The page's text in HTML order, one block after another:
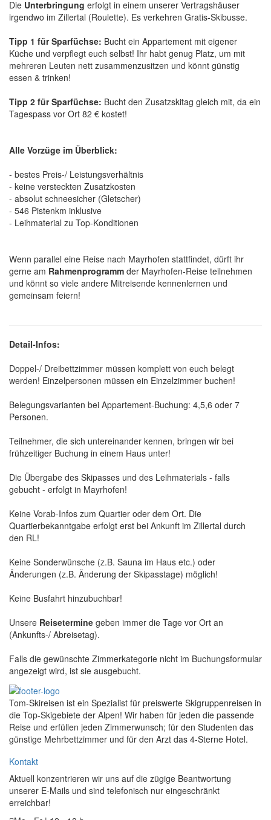
Die Unterbringung erfolgt in einem unserer Vertragshäuser
irgendwo im Zillertal (Roulette). Es verkehren Gratis-Skibusse.
Tipp 1 für Sparfüchse: Bucht ein Appartement mit eigener
Küche und verpflegt euch selbst! Ihr habt genug Platz, um mit
mehreren Leuten nett zusammenzusitzen und könnt günstig
essen & trinken!
Tipp 2 für Sparfüchse: Bucht den Zusatzskitag gleich mit, da ein
Tagespass vor Ort 82 € kostet!
Alle Vorzüge im Überblick:
- bestes Preis-/ Leistungsverhältnis
- keine versteckten Zusatzkosten
- absolut schneesicher (Gletscher)
- 546 Pistenkm inklusive
- Leihmaterial zu Top-Konditionen
Wenn parallel eine Reise nach Mayrhofen stattfindet, dürft ihr
gerne am Rahmenprogramm der Mayrhofen-Reise teilnehmen
und könnt so viele andere Mitreisende kennenlernen und
gemeinsam feiern!
Detail-Infos:
Doppel-/ Dreibettzimmer müssen komplett von euch belegt
werden! Einzelpersonen müssen ein Einzelzimmer buchen!
Belegungsvarianten bei Appartement-Buchung: 4,5,6 oder 7
Personen.
Teilnehmer, die sich untereinander kennen, bringen wir bei
frühzeitiger Buchung in einem Haus unter!
Die Übergabe des Skipasses und des Leihmaterials - falls
gebucht - erfolgt in Mayrhofen!
Keine Vorab-Infos zum Quartier oder dem Ort. Die
Quartierbekanntgabe erfolgt erst bei Ankunft im Zillertal durch
den RL!
Keine Sonderwünsche (z.B. Sauna im Haus etc.) oder
Änderungen (z.B. Änderung der Skipasstage) möglich!
Keine Busfahrt hinzubuchbar!
Unsere Reisetermine geben immer die Tage vor Ort an
(Ankunfts-/ Abreisetag).
Falls die gewünschte Zimmerkategorie nicht im Buchungsformular
angezeigt wird, ist sie ausgebucht.
Tom-Skireisen ist ein Spezialist für preiswerte Skigruppenreisen in
die Top-Skigebiete der Alpen! Wir haben für jeden die passende
Reise und erfüllen jeden Zimmerwunsch; für den Studenten das
günstige Mehrbettzimmer und für den Arzt das 4-Sterne Hotel.
Kontakt
Aktuell konzentrieren wir uns auf die zügige Beantwortung
unserer E-Mails und sind telefonisch nur eingeschränkt
erreichbar!